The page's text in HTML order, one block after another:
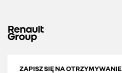
ZAPISZ SIĘ NA